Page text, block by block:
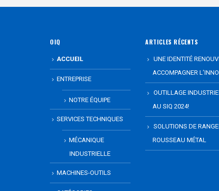
OIQ
ACCUEIL
ENTREPRISE
NOTRE ÉQUIPE
SERVICES TECHNIQUES
MÉCANIQUE
INDUSTRIELLE
MACHINES-OUTILS
ARTICLES RÉCENTS
UNE IDENTITÉ
ACCOMPAGNER
OUTILLAGE
AU SIQ 2024!
SOLUTIONS DE
ROUSSEAU MÉTAL